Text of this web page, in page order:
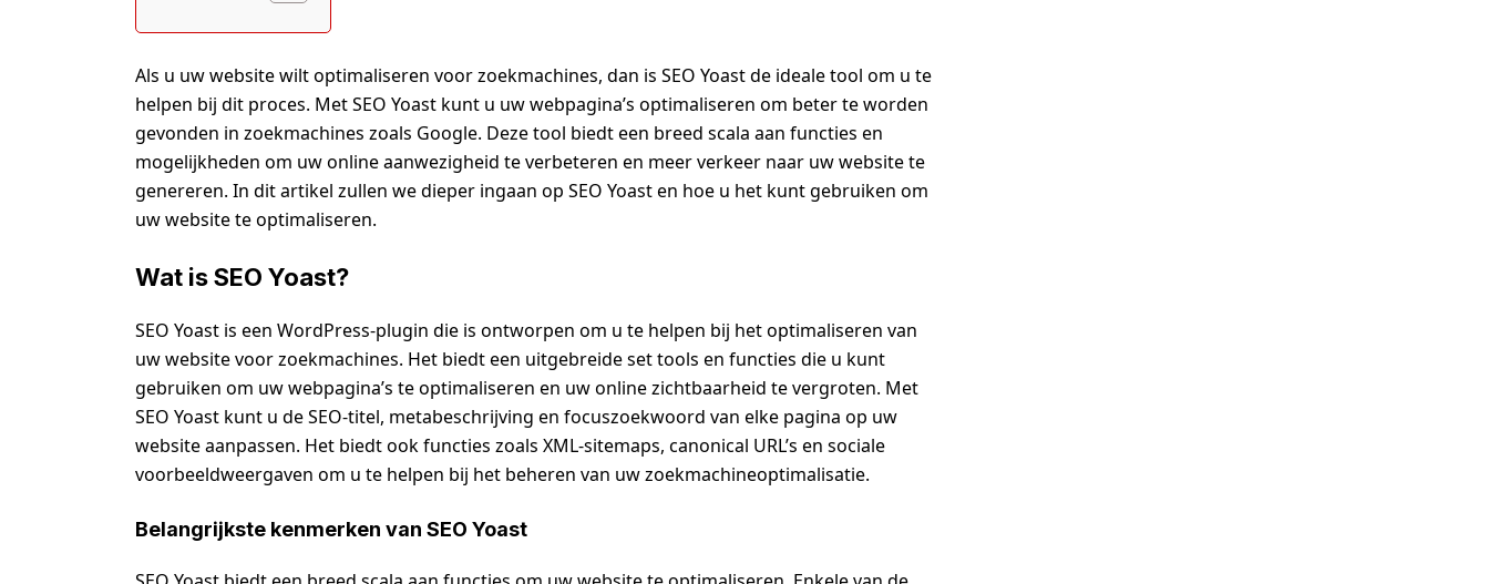
Als u uw website wilt optimaliseren voor zoekmachines, dan is SEO Yoast de ideale tool om u te
helpen bij dit proces. Met SEO Yoast kunt u uw webpagina’s optimaliseren om beter te worden
gevonden in zoekmachines zoals Google. Deze tool biedt een breed scala aan functies en
mogelijkheden om uw online aanwezigheid te verbeteren en meer verkeer naar uw website te
genereren. In dit artikel zullen we dieper ingaan op SEO Yoast en hoe u het kunt gebruiken om
uw website te optimaliseren.
Wat is SEO Yoast?
SEO Yoast is een WordPress-plugin die is ontworpen om u te helpen bij het optimaliseren van
uw website voor zoekmachines. Het biedt een uitgebreide set tools en functies die u kunt
gebruiken om uw webpagina’s te optimaliseren en uw online zichtbaarheid te vergroten. Met
SEO Yoast kunt u de SEO-titel, metabeschrijving en focuszoekwoord van elke pagina op uw
website aanpassen. Het biedt ook functies zoals XML-sitemaps, canonical URL’s en sociale
voorbeeldweergaven om u te helpen bij het beheren van uw zoekmachineoptimalisatie.
Belangrijkste kenmerken van SEO Yoast